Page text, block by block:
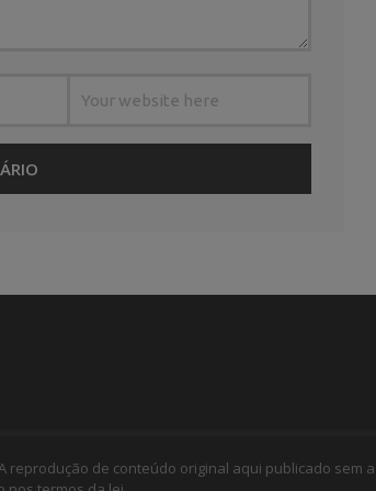
reprodução de conteúdo original aqui publicado